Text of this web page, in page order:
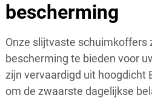
bescherming
Onze slijtvaste
bescherming te bieden voor
zijn vervaardigd uit hoogdicht
om de zwaarste dagelijkse